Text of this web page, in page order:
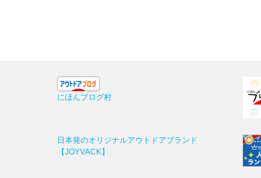
にほんブログ村
日本発のオリジナルアウトドアブランド
【JOYVACK】